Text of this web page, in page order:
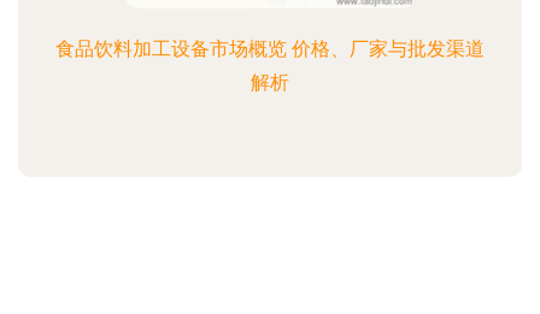
食品饮料加工设备市场概览 价格、厂家与批发渠道
解析